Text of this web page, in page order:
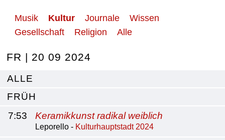
Musik Kultur Journale
Wissen
Gesellschaft
Religion Alle
FR | 20 09 2024
ALLE
FRÜH
7:53
Keramikkunst radikal weiblich
Leporello - Kulturhauptstadt 2024